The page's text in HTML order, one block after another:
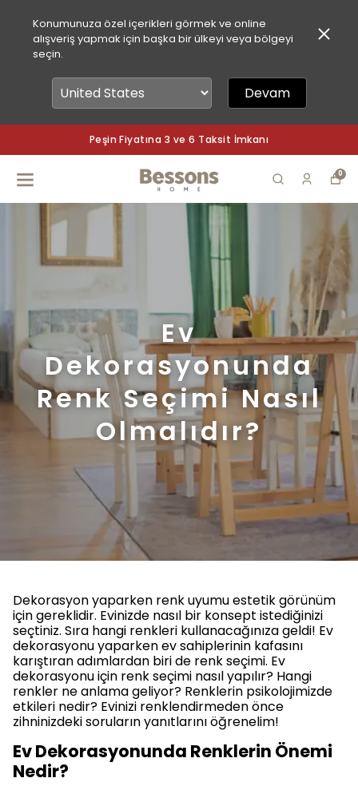
Konumunuza özel içerikleri görmek ve online
alışveriş yapmak için başka bir ülkeyi veya bölgeyi
seçin.
Devam
Peşin Fiyatına 3 ve 6 Taksit İmkanı
0
Ev
Dekorasyonunda
Renk Seçimi Nasıl
Olmalıdır?
Dekorasyon yaparken renk uyumu estetik görünüm
için gereklidir. Evinizde nasıl bir konsept istediğinizi
seçtiniz. Sıra hangi renkleri kullanacağınıza geldi! Ev
dekorasyonu yaparken ev sahiplerinin kafasını
karıştıran adımlardan biri de renk seçimi. Ev
dekorasyonu için renk seçimi nasıl yapılır? Hangi
renkler ne anlama geliyor? Renklerin psikolojimizde
etkileri nedir? Evinizi renklendirmeden önce
zihninizdeki soruların yanıtlarını öğrenelim!
Ev Dekorasyonunda Renklerin Önemi
Nedir?